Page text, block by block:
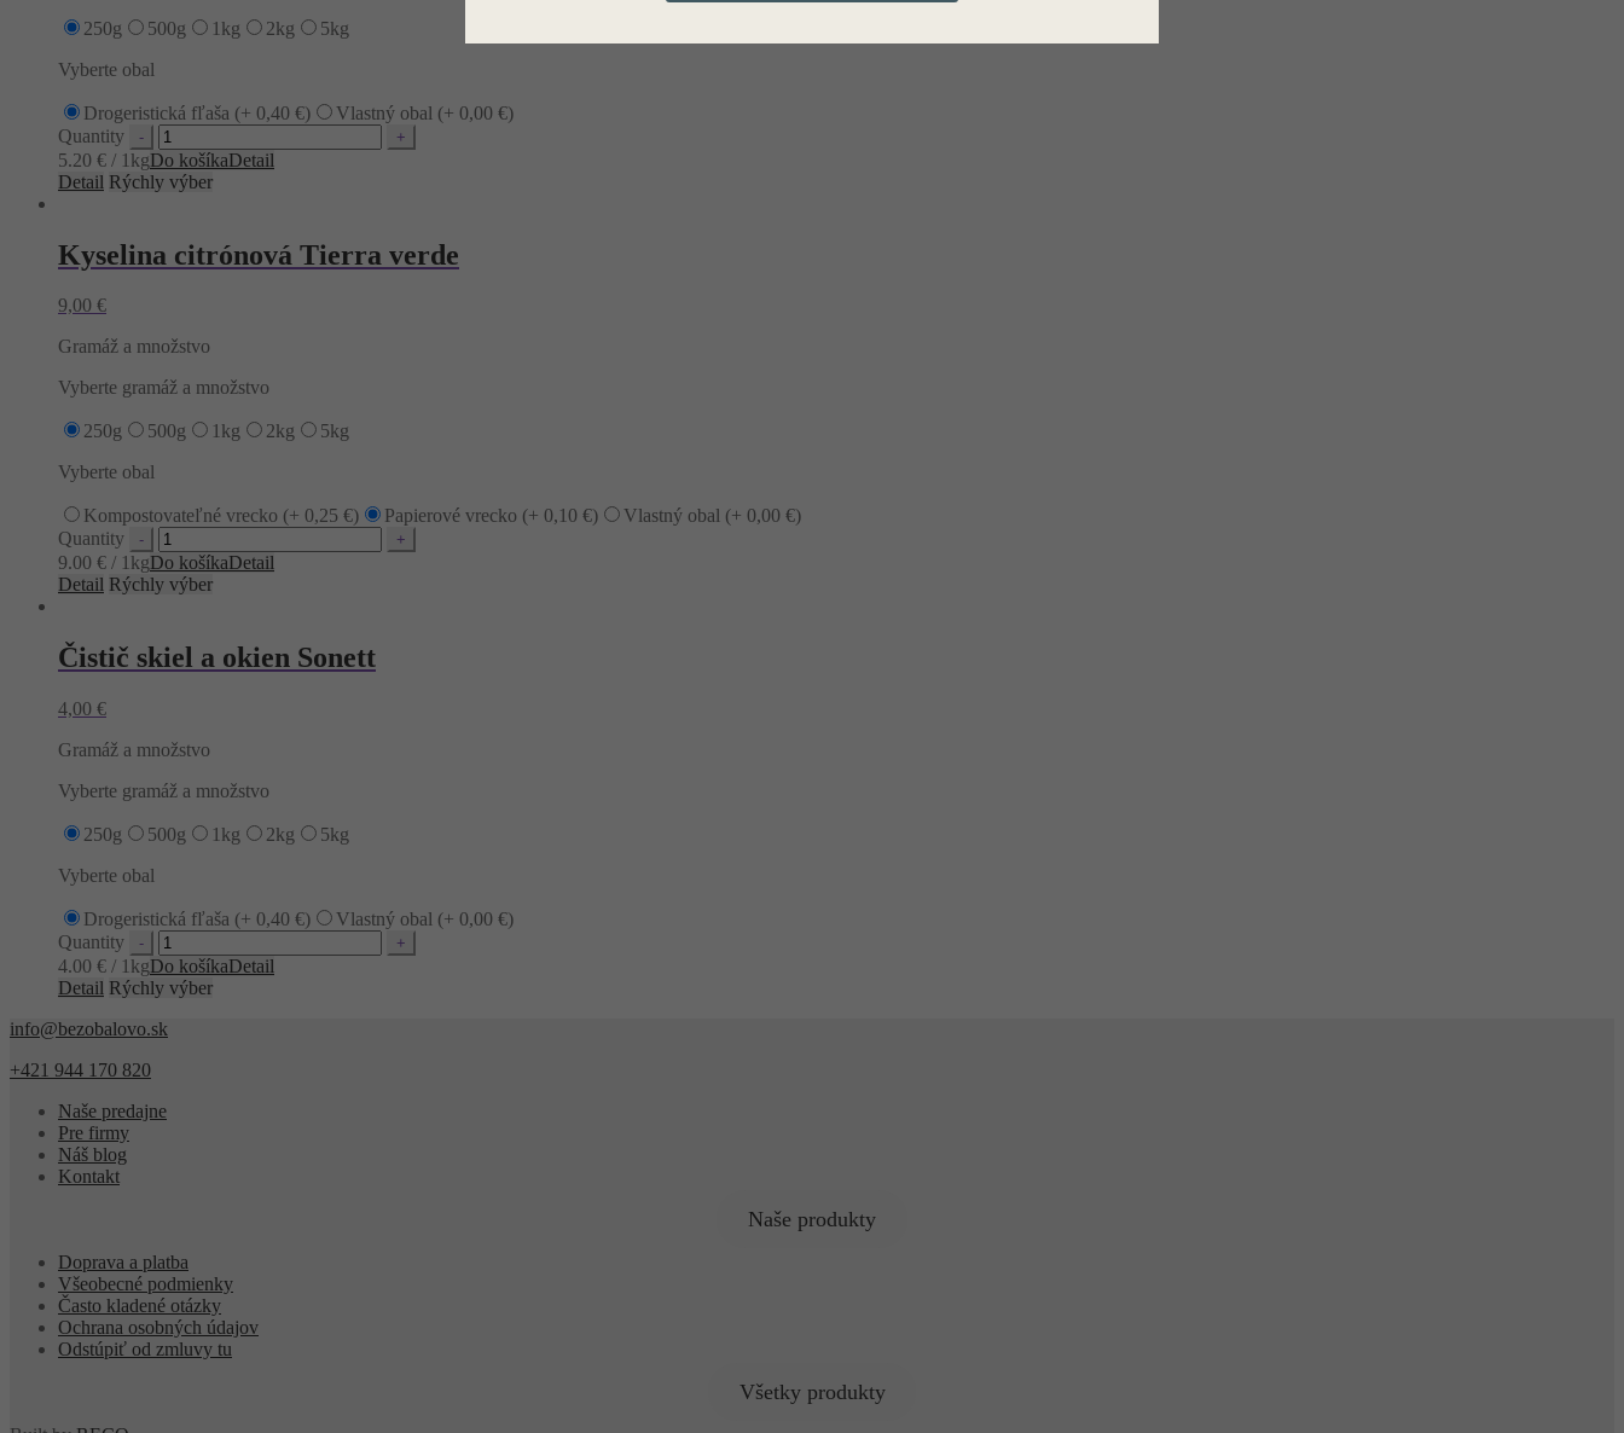
250g 500g 1kg 2kg
5kg
Vyberte obal
Drogeristická fľaša (+ 0,40 €) Vlastný obal (+ 0,00 €)
Quantity
5.20 € / 1kgDo košíkaDetail
Detail Rýchly výber
Kyselina citrónová Tierra verde
9,00 €
Gramáž a množstvo
Vyberte gramáž a množstvo
250g 500g 1kg 2kg
5kg
Vyberte obal
Kompostovateľné vrecko (+ 0,25 €) Papierové vrecko (+ 0,10 €) Vlastný obal (+ 0,00 €)
Quantity
9.00 € / 1kgDo košíkaDetail
Detail Rýchly výber
Čistič skiel a okien Sonett
4,00 €
Gramáž a množstvo
Vyberte gramáž a množstvo
250g 500g 1kg 2kg
5kg
Vyberte obal
Drogeristická fľaša (+ 0,40 €) Vlastný obal (+ 0,00 €)
Quantity
4.00 € / 1kgDo košíkaDetail
Detail Rýchly výber
info@bezobalovo.sk
+421 944 170 820
Naše predajne
Pre firmy
Náš blog
Kontakt
Naše produkty
Doprava a platba
Všeobecné podmienky
Často kladené otázky
Ochrana osobných údajov
Odstúpiť od zmluvy tu
Všetky produkty